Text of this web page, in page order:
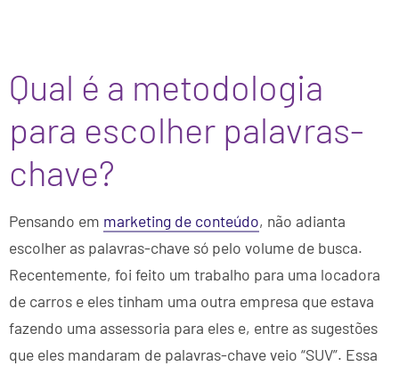
Qual é a metodologia
para escolher palavras-
chave?
Pensando em marketing de conteúdo, não adianta
escolher as palavras-chave só pelo volume de busca.
Recentemente, foi feito um trabalho para uma locadora
de carros e eles tinham uma outra empresa que estava
fazendo uma assessoria para eles e, entre as sugestões
que eles mandaram de palavras-chave veio “SUV”. Essa